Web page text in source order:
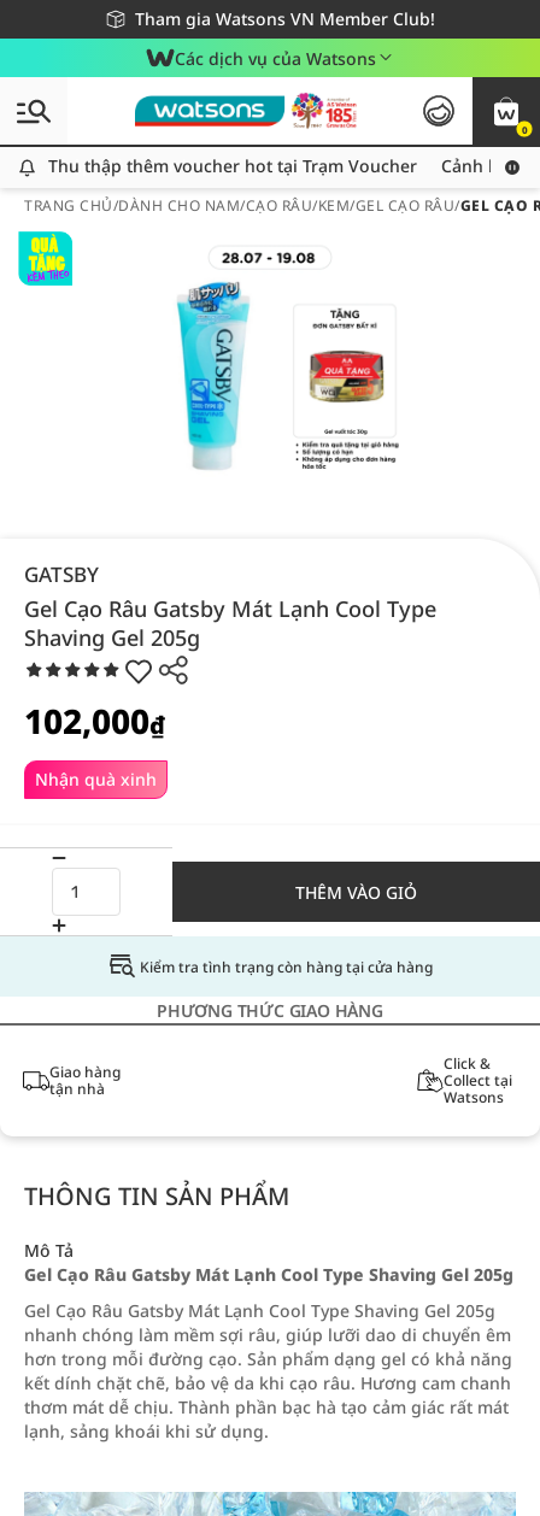
Tham gia Watsons VN Member Club!
Miễn phí giao hàng cho đơn hàng từ 249,000Đ
Giao hàng nhanh 24h - Áp dụng khu vực TP. Hồ Chí Minh
Các dịch vụ của Watsons
0
Thu thập thêm voucher hot tại Trạm Voucher
Thu thập thêm voucher hot tại Trạm Voucher Cảnh báo
TRANG CHỦ/DÀNH CHO NAM/CẠO RÂU/KEM/GEL CẠO RÂU/GEL CẠO
GATSBY
Gel Cạo Râu Gatsby Mát Lạnh Cool Type
Shaving Gel 205g
Nhận quà xinh
102,000₫
THÊM VÀO GIỎ
Kiểm tra tình trạng còn hàng tại cửa hàng
PHƯƠNG THỨC GIAO HÀNG
Giao hàng
tận nhà
Click &
Collect tại
Watsons
THÔNG TIN SẢN PHẨM
Mô Tả
Gel Cạo Râu Gatsby Mát Lạnh Cool Type Shaving Gel 205g
Gel Cạo Râu Gatsby Mát Lạnh Cool Type Shaving Gel 205g
nhanh chóng làm mềm sợi râu, giúp lưỡi dao di chuyển êm
hơn trong mỗi đường cạo. Sản phẩm dạng gel có khả năng
kết dính chặt chẽ, bảo vệ da khi cạo râu. Hương cam chanh
thơm mát dễ chịu. Thành phần bạc hà tạo cảm giác rất mát
lạnh, sảng khoái khi sử dụng.